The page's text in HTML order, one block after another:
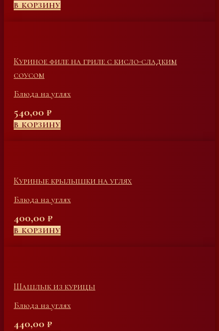
В КОРЗИНУ
Куриное филе на гриле с кисло-сладким
соусом
Блюда на углях
540,00 ₽
В КОРЗИНУ
Куриные крылышки на углях
Блюда на углях
400,00 ₽
В КОРЗИНУ
Шашлык из курицы
Блюда на углях
440,00 ₽